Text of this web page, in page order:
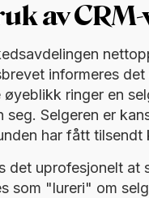
av
informeres
ringer en
seg. Selgeren er
har fått tilsendt
det uprofesjonelt at
som "lureri" om